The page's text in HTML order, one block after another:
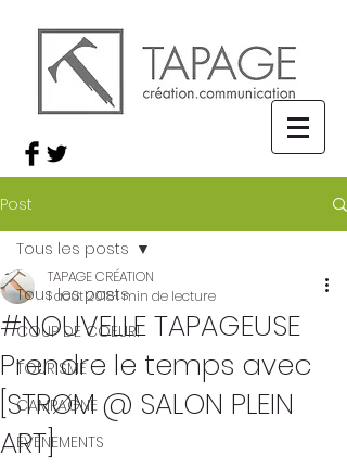
Post
Tous les posts
COUP DE COEUR!
TOURISME
CAMPAGNE
ÉVÉNEMENTS
Tous les posts
#NOUVELLE TAPAGEUSE
Prendre le temps avec
[STRØM @ SALON PLEIN
ART]
TAPAGE CRÉATION
1 août 20181 min de lecture